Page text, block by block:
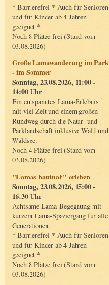
* Barrierefrei * Auch für Senioren
und für Kinder ab 4 Jahren
geeignet *
Noch 8 Plätze frei (Stand vom
03.08.2026)
Große Lamawanderung im Park
- im Sommer
Sonntag, 23.08.2026, 11:00 -
14:00 Uhr
Ein entspanntes Lama-Erlebnis
mit viel Zeit und einem großen
Rundweg durch die Natur- und
Parklandschaft inklusive Wald und
Waldsee.
Noch 4 Plätze frei (Stand vom
03.08.2026)
"Lamas hautnah" erleben
Sonntag, 23.08.2026, 15:00 -
16:30 Uhr
Achtsame Lama-Begegnung mit
kurzem Lama-Spaziergang für alle
Generationen.
* Barrierefrei * Auch für Senioren
und für Kinder ab 4 Jahren
geeignet *
Noch 8 Plätze frei (Stand vom
03.08.2026)